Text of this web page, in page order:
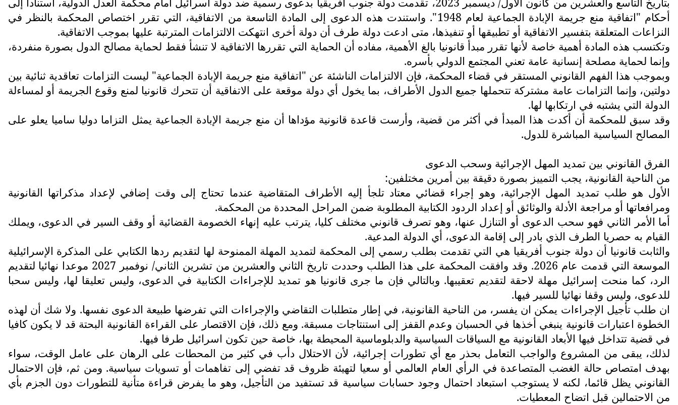
أحكام "اتفاقية منع جريمة الإبادة الجماعية لعام 1948". واستندت هذه الدعوى إلى المادة التاسعة من الاتفاقية، التي تقرر اختصاص المحكمة بالنظر في
النزاعات المتعلقة بتفسير الاتفاقية أو تطبيقها أو تنفيذها، متى ادعت دولة طرف أن دولة أخرى انتهكت الالتزامات المترتبة عليها بموجب الاتفاقية.
وتكتسب هذه المادة أهمية خاصة لأنها تقرر مبدأ قانونيا بالغ الأهمية، مفاده أن الحماية التي تقررها الاتفاقية لا تنشأ فقط لحماية مصالح الدول بصورة منفردة،
وإنما لحماية مصلحة إنسانية عامة تعني المجتمع الدولي بأسره.
وبموجب هذا الفهم القانوني المستقر في قضاء المحكمة، فإن الالتزامات الناشئة عن "اتفاقية منع جريمة الإبادة الجماعية" ليست التزامات تعاقدية ثنائية بين
دولتين، وإنما التزامات عامة مشتركة تتحملها جميع الدول الأطراف، بما يخول أي دولة موقعة على الاتفاقية أن تتحرك قانونيا لمنع وقوع الجريمة أو لمساءلة
الدولة التي يشتبه في ارتكابها لها.
وقد سبق للمحكمة أن أكدت هذا المبدأ في أكثر من قضية، وأرست قاعدة قانونية مؤداها أن منع جريمة الإبادة الجماعية يمثل التزاما دوليا ساميا يعلو على
المصالح السياسية المباشرة للدول.
الفرق القانوني بين تمديد المهل الإجرائية وسحب الدعوى
من الناحية القانونية، يجب التمييز بصورة دقيقة بين أمرين مختلفين:
الأول هو طلب تمديد المهل الإجرائية، وهو إجراء قضائي معتاد تلجأ إليه الأطراف المتقاضية عندما تحتاج إلى وقت إضافي لإعداد مذكراتها القانونية
ومرافعاتها أو مراجعة الأدلة والوثائق أو إعداد الردود الكتابية المطلوبة ضمن المراحل المحددة من المحكمة.
أما الأمر الثاني فهو سحب الدعوى أو التنازل عنها، وهو تصرف قانوني مختلف كليا، يترتب عليه إنهاء الخصومة القضائية أو وقف السير في الدعوى، ويملك
القيام به حصريا الطرف الذي بادر إلى إقامة الدعوى، أي الدولة المدعية.
والثابت قانونيا أن دولة جنوب أفريقيا هي التي تقدمت بطلب رسمي إلى المحكمة لتمديد المهلة الممنوحة لها لتقديم ردها الكتابي على المذكرة الإسرائيلية
الموسعة التي قدمت عام 2026. وقد وافقت المحكمة على هذا الطلب وحددت تاريخ الثاني والعشرين من تشرين الثاني/ نوفمبر 2027 موعدا نهائيا لتقديم
الرد، كما منحت إسرائيل مهلة لاحقة لتقديم تعقيبها. وبالتالي فإن ما جرى قانونيا هو تمديد للإجراءات الكتابية في الدعوى، وليس تعليقا لها، وليس سحبا
للدعوى، وليس وقفا نهائيا للسير فيها.
ان طلب تأجيل الإجراءات يمكن ان يفسر، من الناحية القانونية، في إطار متطلبات التقاضي والإجراءات التي تفرضها طبيعة الدعوى نفسها. ولا شك أن لهذه
الخطوة اعتبارات قانونية ينبغي أخذها في الحسبان وعدم القفز إلى استنتاجات مسبقة. ومع ذلك، فإن الاقتصار على القراءة القانونية البحتة قد لا يكون كافيا
في قضية تتداخل فيها الأبعاد القانونية مع السياقات السياسية والدبلوماسية المحيطة بها، خاصة حين تكون اسرائيل طرفا فيها.
لذلك، يبقى من المشروع والواجب التعامل بحذر مع أي تطورات إجرائية، لأن الاحتلال دأب في كثير من المحطات على الرهان على عامل الوقت، سواء
بهدف امتصاص حالة الغضب المتصاعدة في الرأي العام العالمي أو سعيا لتهيئة ظروف قد تفضي إلى تفاهمات أو تسويات سياسية. ومن ثم، فإن الاحتمال
القانوني يظل قائما، لكنه لا يستوجب استبعاد احتمال وجود حسابات سياسية قد تستفيد من التأجيل، وهو ما يفرض قراءة متأنية للتطورات دون الجزم بأي
من الاحتمالين قبل اتضاح المعطيات.